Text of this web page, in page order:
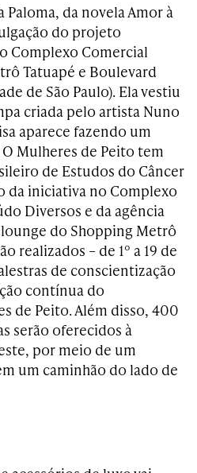
Paloma, da novela Amor à
do projeto
Complexo Comercial
Tatuapé e Boulevard
de São Paulo). Ela vestiu
criada pelo artista Nuno
aparece fazendo um
Mulheres de Peito tem
de Estudos do Câncer
da iniciativa no Complexo
Diversos e da agência
do Shopping Metrô
realizados – de 1º a 19 de
de conscientização
contínua do
de Peito. Além disso, 400
serão oferecidos à
por meio de um
um caminhão do lado de